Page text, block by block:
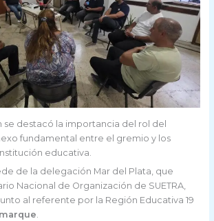
se destacó la importancia del rol del
fundamental entre el gremio y los
educativa.
de la delegación Mar del Plata, que
Nacional de Organización de SUETRA,
al referente por la Región Educativa 19
.